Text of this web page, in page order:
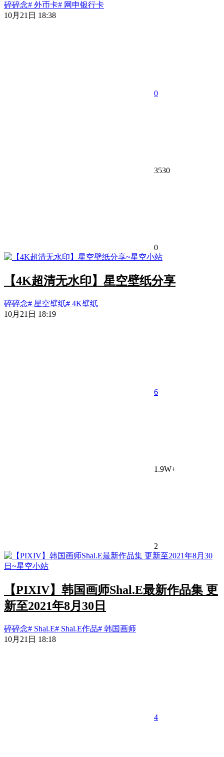
碎碎念# 外币卡# 网申银行卡
10月21日 18:38
0
3530
0
【4K超清无水印】星空壁纸分享
碎碎念# 星空壁纸# 4K壁纸
10月21日 18:19
6
1.9W+
2
【PIXIV】韩国画师Shal.E最新作品集 更
新至2021年8月30日
碎碎念# Shal.E# Shal.E作品# 韩国画师
10月21日 18:18
4